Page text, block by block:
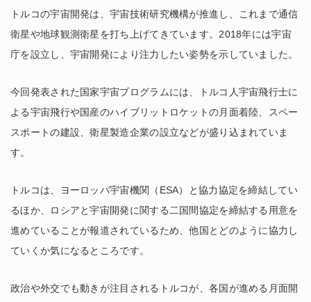
トルコの宇宙開発は、宇宙技術研究機構が推進し、これまで通信
衛星や地球観測衛星を打ち上げてきています。2018年には宇宙
庁を設立し、宇宙開発により注力したい姿勢を示していました。
今回発表された国家宇宙プログラムには、トルコ人宇宙飛行士に
よる宇宙飛行や国産のハイブリットロケットの月面着陸、スペー
スポートの建設、衛星製造企業の設立などが盛り込まれていま
す。
トルコは、ヨーロッパ宇宙機関（ESA）と協力協定を締結してい
るほか、ロシアと宇宙開発に関する二国間協定を締結する用意を
進めていることが報道されているため、他国とどのように協力し
ていくか気になるところです。
政治や外交でも動きが注目されるトルコが、各国が進める月面開